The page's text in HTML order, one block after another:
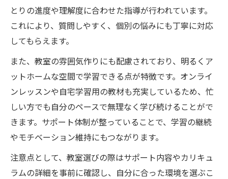
とりの進度や理解度に合わせた指導が行われています。
これにより、質問しやすく、個別の悩みにも丁寧に対応
してもらえます。
また、教室の雰囲気作りにも配慮されており、明るくア
ットホームな空間で学習できる点が特徴です。オンライ
ンレッスンや自宅学習用の教材も充実しているため、忙
しい方でも自分のペースで無理なく学び続けることがで
きます。サポート体制が整っていることで、学習の継続
やモチベーション維持にもつながります。
注意点として、教室選びの際はサポート内容やカリキュ
ラムの詳細を事前に確認し、自分に合った環境を選ぶこ